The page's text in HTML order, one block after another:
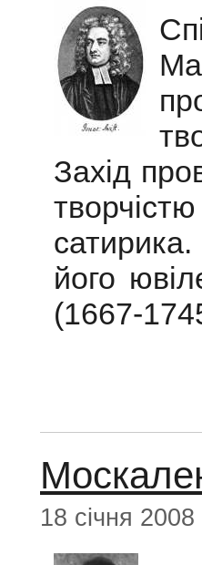
Захід
його
(1667-
18 січня 2008